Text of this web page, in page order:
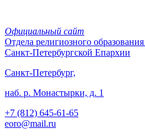
Официальный сайт
Отдела религиозного
Санкт-Петербургской Епархии
Санкт-Петербург,
наб. р. Монастырки, д. 1
+7 (812) 645-61-65
eoro@mail.ru